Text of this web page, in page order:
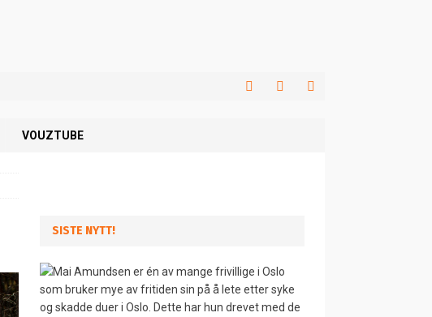
VOUZTUBE
SISTE NYTT!